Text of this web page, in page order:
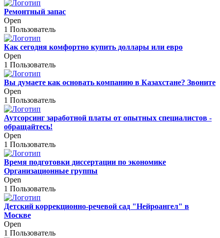
Ремонтный запас
Open
1 Пользователь
Как сегодня комфортно купить доллары или евро
Open
1 Пользователь
Вы думаете как основать компанию в Казахстане? Звоните
Open
1 Пользователь
Аутсорсинг заработной платы от опытных специалистов -
обращайтесь!
Open
1 Пользователь
Время подготовки диссертации по экономике
Организационные группы
Open
1 Пользователь
Детский коррекционно-речевой сад "Нейроангел" в
Москве
Open
1 Пользователь